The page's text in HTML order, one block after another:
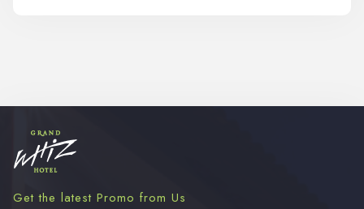
Get the latest Promo from Us